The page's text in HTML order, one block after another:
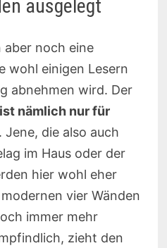
ausgelegt
aber noch eine
wohl einigen Lesern
abnehmen wird. Der
nämlich nur für
Jene, die also auch
im Haus oder der
hier wohl eher
vier Wänden
immer mehr
zieht den